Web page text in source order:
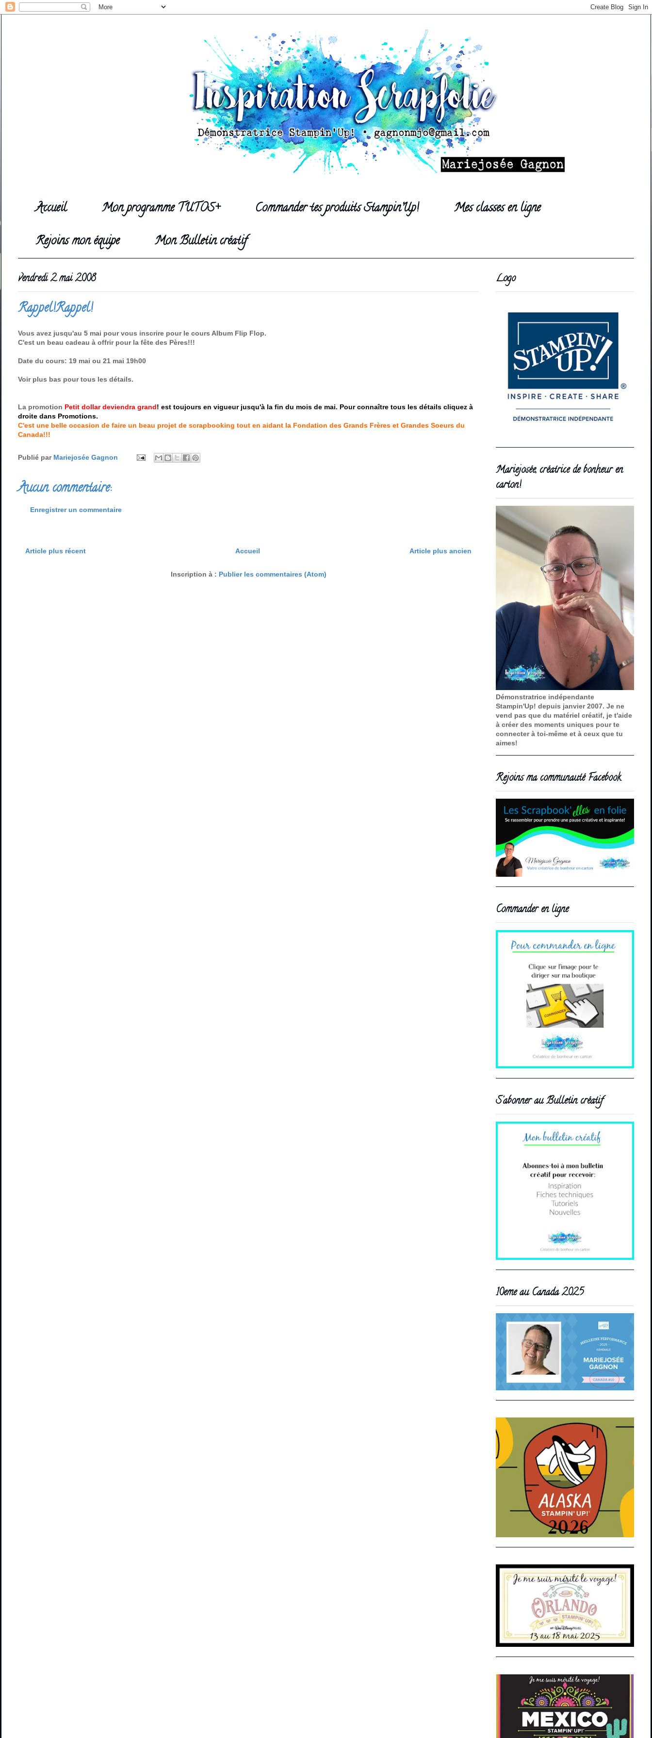
Accueil Mon programme TUTOS+ Commander tes produits Stampin'Up!
Mes classes en ligne
Rejoins mon équipe
Mon Bulletin créatif
vendredi 2 mai 2008
Rappel!Rappel!
Vous avez jusqu'au 5 mai pour vous inscrire pour le cours Album Flip Flop.
C'est un beau cadeau à offrir pour la fête des Pères!!!
Date du cours: 19 mai ou 21 mai 19h00
Voir plus bas pour tous les détails.
La promotion Petit dollar deviendra grand! est toujours en vigueur jusqu'à la fin du mois de mai. Pour connaître tous les détails cliquez à
droite dans Promotions.
C'est une belle occasion de faire un beau projet de scrapbooking tout en aidant la Fondation des Grands Frères et Grandes Soeurs du
Canada!!!
Publié par Mariejosée Gagnon
Aucun commentaire:
Enregistrer un commentaire
Article plus récent Article plus ancien
Accueil
Inscription à : Publier les commentaires (Atom)
Logo
Mariejosée, créatrice de bonheur en
carton!
Démonstratrice indépendante
Stampin'Up! depuis janvier 2007. Je ne
vend pas que du matériel créatif, je t'aide
à créer des moments uniques pour te
connecter à toi-même et à ceux que tu
aimes!
Rejoins ma communauté Facebook
Commander en ligne
S'abonner au Bulletin créatif
10eme au Canada 2025